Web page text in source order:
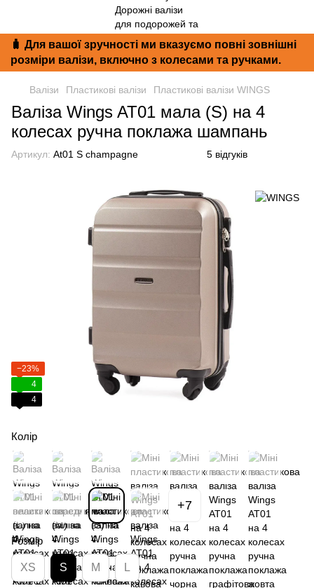
🧳 Для вашої зручності ми вказуємо повні зовнішні
розміри валізи, включно з колесами та ручками.
Валізи Пластикові валізи Пластикові валізи WINGS
Валіза Wings AT01 мала (S) на 4
колесах ручна поклажа шампань
Артикул: At01 S champagne 5 відгуків
−23%
4
4
Колір
+7
Розмір
XS S M L